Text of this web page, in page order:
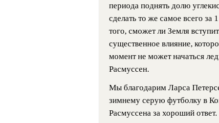
периода поднять долю
сделать то же самое всего за
того, сможет ли Земля
существенное влияние,
момент не может начаться
Расмуссен.
Мы благодарим Ларса
зимнему серую футболку в
Расмуссена за хороший ответ.